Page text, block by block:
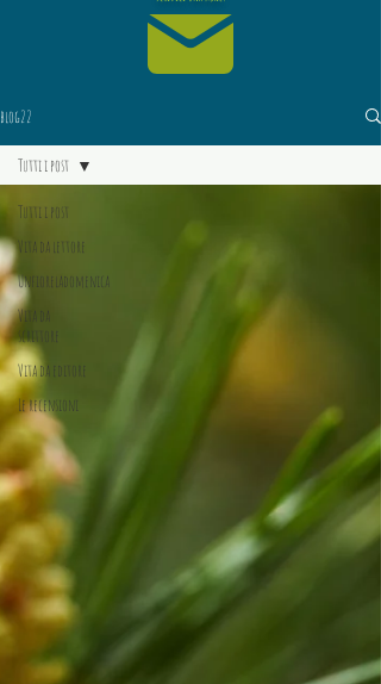
blog22
Tutti i post
Vita da lettore
Unfioreladomenica
Vita da
scrittore
Vita da editore
Le recensioni
Tutti i post